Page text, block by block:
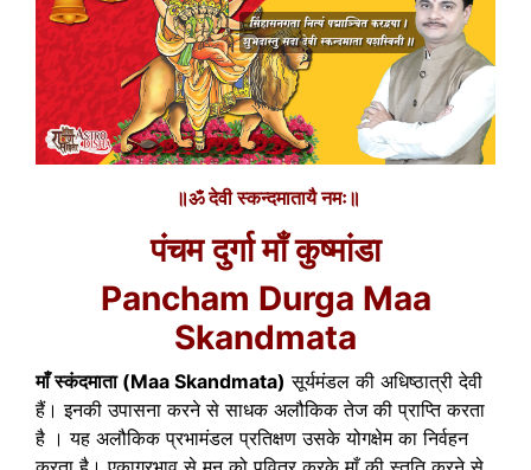
॥ॐ देवी स्कन्दमातायै नमः॥
पंचम दुर्गा माँ कुष्मांडा
Pancham Durga Maa
Skandmata
माँ स्कंदमाता (Maa Skandmata) सूर्यमंडल की अधिष्ठात्री देवी
हैं। इनकी उपासना करने से साधक अलौकिक तेज की प्राप्ति करता
है । यह अलौकिक प्रभामंडल प्रतिक्षण उसके योगक्षेम का निर्वहन